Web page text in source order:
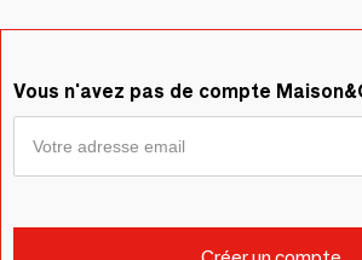
Vous n'avez pas de compte